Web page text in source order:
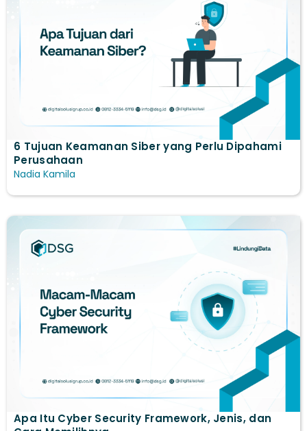
6 Tujuan Keamanan Siber yang Perlu Dipahami
Perusahaan
Nadia Kamila
Apa Itu Cyber Security Framework, Jenis, dan